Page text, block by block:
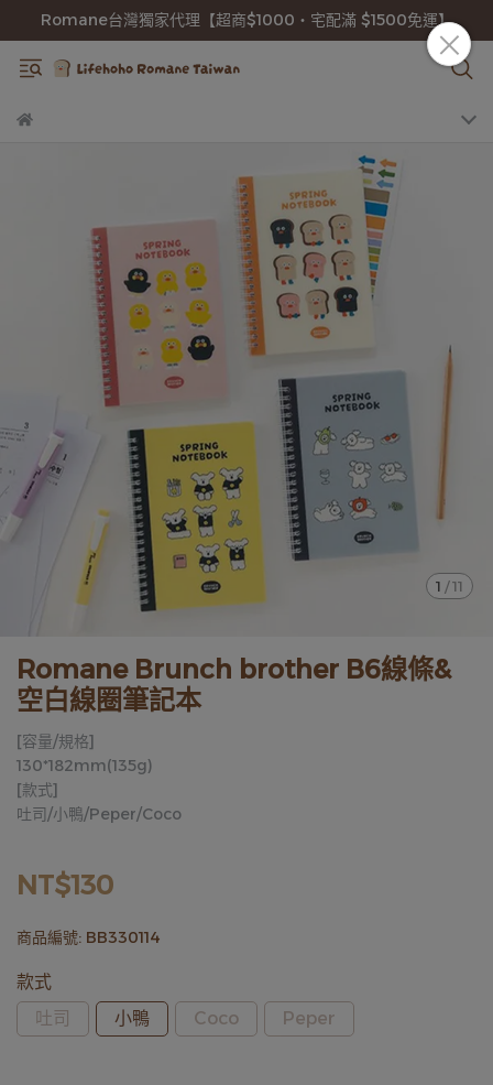
Romane台灣獨家代理【超商$1000・宅配滿 $1500免運】
1 /11
Romane Brunch brother B6線條&
空白線圈筆記本
[容量/規格]
130*182mm(135g)
[款式]
吐司/小鴨/Peper/Coco
NT$130
商品編號: BB330114
款式
吐司
小鴨 Coco Peper